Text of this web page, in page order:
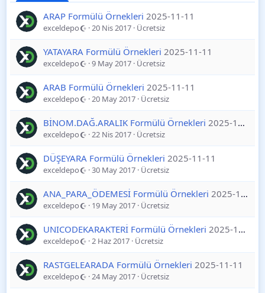
ARAP Formülü Örnekleri 2025-11-11
exceldepo 20 Nis 2017 Ücretsiz
YATAYARA Formülü Örnekleri 2025-11-11
exceldepo 9 May 2017 Ücretsiz
ARAB Formülü Örnekleri 2025-11-11
exceldepo 20 May 2017 Ücretsiz
BİNOM.DAĞ.ARALIK Formülü Örnekleri 2025-11-11
exceldepo 22 Nis 2017 Ücretsiz
DÜŞEYARA Formülü Örnekleri 2025-11-11
exceldepo 30 May 2017 Ücretsiz
ANA_PARA_ÖDEMESİ Formülü Örnekleri 2025-11-11
exceldepo 19 May 2017 Ücretsiz
UNICODEKARAKTERİ Formülü Örnekleri 2025-11-11
exceldepo 2 Haz 2017 Ücretsiz
RASTGELEARADA Formülü Örnekleri 2025-11-11
exceldepo 24 May 2017 Ücretsiz